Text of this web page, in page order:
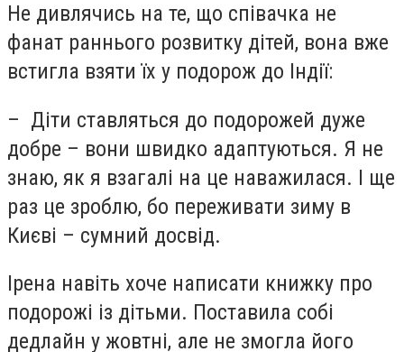
Не дивлячись на те, що співачка не
фанат раннього розвитку дітей, вона вже
встигла взяти їх у подорож до Індії:
– Діти ставляться до подорожей дуже
добре – вони швидко адаптуються. Я не
знаю, як я взагалі на це наважилася. І ще
раз це зроблю, бо переживати зиму в
Києві – сумний досвід.
Ірена навіть хоче написати книжку про
подорожі із дітьми. Поставила собі
дедлайн у жовтні, але не змогла його